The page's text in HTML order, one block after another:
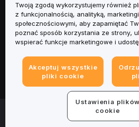
Usługi
Obsługa Klienta
Informacje prawne
© 2025-2026 Bybit.eu. Wszystkie
Twoją zgodą wykorzystujemy również
z funkcjonalnością, analityką,
społecznościowymi, aby zapamiętać
poznać sposób korzystania ze strony,
wspierać funkcje marketingowe i
Akceptuj wszystkie
pliki cookie
Ustawienia plików
cookie